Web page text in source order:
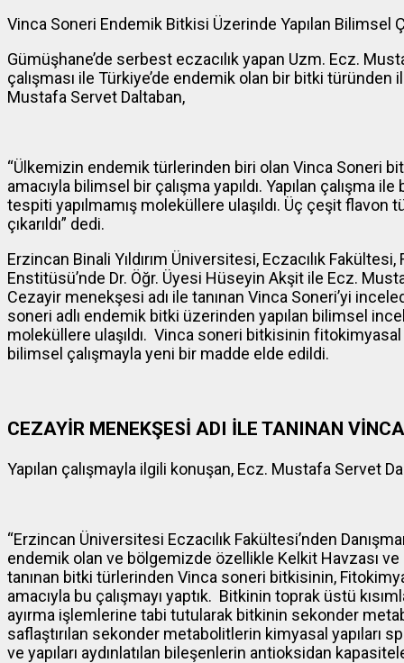
Vinca Soneri Endemik Bitkisi Üzerinde Yapılan Bilimsel
Gümüşhane’de serbest eczacılık yapan Uzm. Ecz.
çalışması ile Türkiye’de endemik olan bir bitki
Mustafa Servet Daltaban,
“Ülkemizin endemik türlerinden biri olan Vinca Soneri
amacıyla bilimsel bir çalışma yapıldı. Yapılan çalışma
tespiti yapılmamış moleküllere ulaşıldı. Üç çeşit flavon
çıkarıldı” dedi.
Erzincan Binali Yıldırım Üniversitesi, Eczacılık
Enstitüsü’nde Dr. Öğr. Üyesi Hüseyin Akşit ile Ecz.
Cezayir menekşesi adı ile tanınan Vinca Soneri’yi
soneri adlı endemik bitki üzerinden yapılan bilimsel
moleküllere ulaşıldı. Vinca soneri bitkisinin
bilimsel çalışmayla yeni bir madde elde edildi.
CEZAYİR MENEKŞESİ ADI İLE TANINAN
Yapılan çalışmayla ilgili konuşan, Ecz. Mustafa Servet
“Erzincan Üniversitesi Eczacılık Fakültesi’nden
endemik olan ve bölgemizde özellikle Kelkit Havzası ve
tanınan bitki türlerinden Vinca soneri bitkisinin,
amacıyla bu çalışmayı yaptık. Bitkinin toprak üstü
ayırma işlemlerine tabi tutularak bitkinin sekonder
saflaştırılan sekonder metabolitlerin kimyasal
ve yapıları aydınlatılan bileşenlerin antioksidan